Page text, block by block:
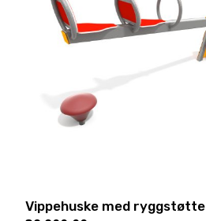
Vippehuske med ryggstøtte